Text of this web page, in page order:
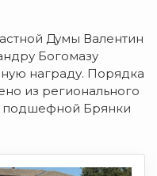
Думы Валентин
Богомазу
награду. Порядка
из регионального
подшефной Брянки